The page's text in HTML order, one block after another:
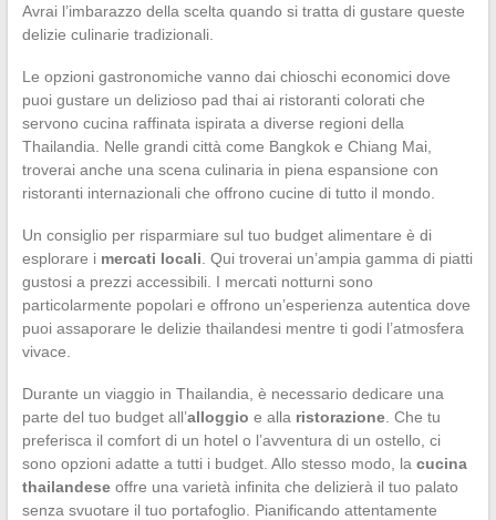
Avrai l’imbarazzo della scelta quando si tratta di gustare queste
delizie culinarie tradizionali.
Le opzioni gastronomiche vanno dai chioschi economici dove
puoi gustare un delizioso pad thai ai ristoranti colorati che
servono cucina raffinata ispirata a diverse regioni della
Thailandia. Nelle grandi città come Bangkok e Chiang Mai,
troverai anche una scena culinaria in piena espansione con
ristoranti internazionali che offrono cucine di tutto il mondo.
Un consiglio per risparmiare sul tuo budget alimentare è di
esplorare i mercati locali . Qui troverai un’ampia gamma di piatti
gustosi a prezzi accessibili. I mercati notturni sono
particolarmente popolari e offrono un’esperienza autentica dove
puoi assaporare le delizie thailandesi mentre ti godi l’atmosfera
vivace.
Durante un viaggio in Thailandia, è necessario dedicare una
parte del tuo budget all’alloggio e alla ristorazione. Che tu
preferisca il comfort di un hotel o l’avventura di un ostello, ci
sono opzioni adatte a tutti i budget. Allo stesso modo, la cucina
thailandeseoffre una varietà infinita che delizierà il tuo palato
senza svuotare il tuo portafoglio. Pianificando attentamente